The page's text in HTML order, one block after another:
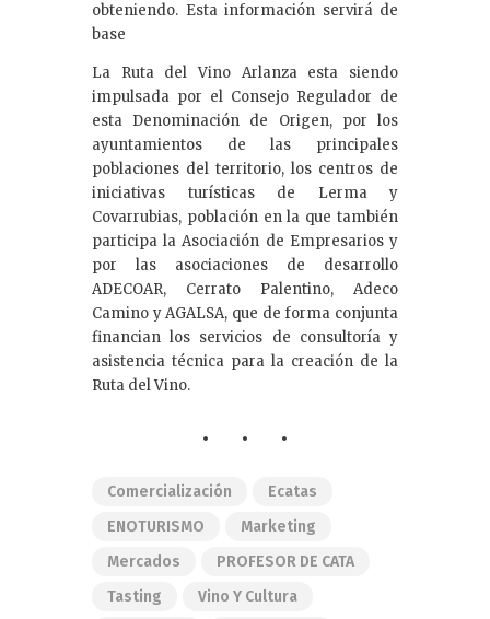
obteniendo. Esta información servirá de
base
La Ruta del Vino Arlanza esta siendo
impulsada por el Consejo Regulador de
esta Denominación de Origen, por los
ayuntamientos de las principales
poblaciones del territorio, los centros de
iniciativas turísticas de Lerma y
Covarrubias, población en la que también
participa la Asociación de Empresarios y
por las asociaciones de desarrollo
ADECOAR, Cerrato Palentino, Adeco
Camino y AGALSA, que de forma conjunta
financian los servicios de consultoría y
asistencia técnica para la creación de la
Ruta del Vino.
Comercialización
Ecatas
ENOTURISMO
Marketing
Mercados
PROFESOR DE CATA
Tasting
Vino Y Cultura